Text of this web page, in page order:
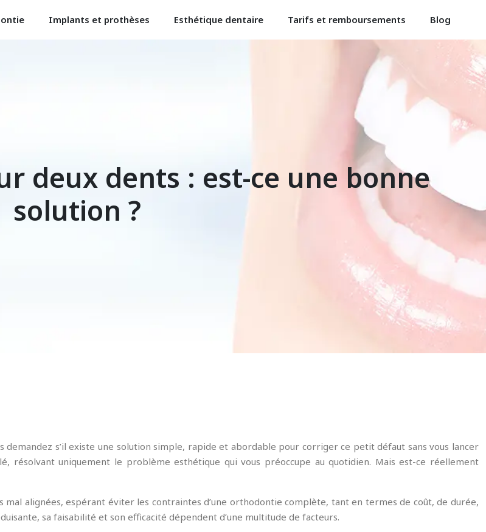
Implants et prothèses Esthétique dentaire Tarifs et remboursements Blog
deux dents : est-ce une bonne
solution ?
demandez s’il existe une solution simple, rapide et abordable pour corriger ce petit défaut sans vous lancer
uniquement le problème esthétique qui vous préoccupe au quotidien. Mais est-ce réellement
alignées, espérant éviter les contraintes d’une orthodontie complète, tant en termes de coût, de durée,
sa faisabilité et son efficacité dépendent d’une multitude de facteurs.